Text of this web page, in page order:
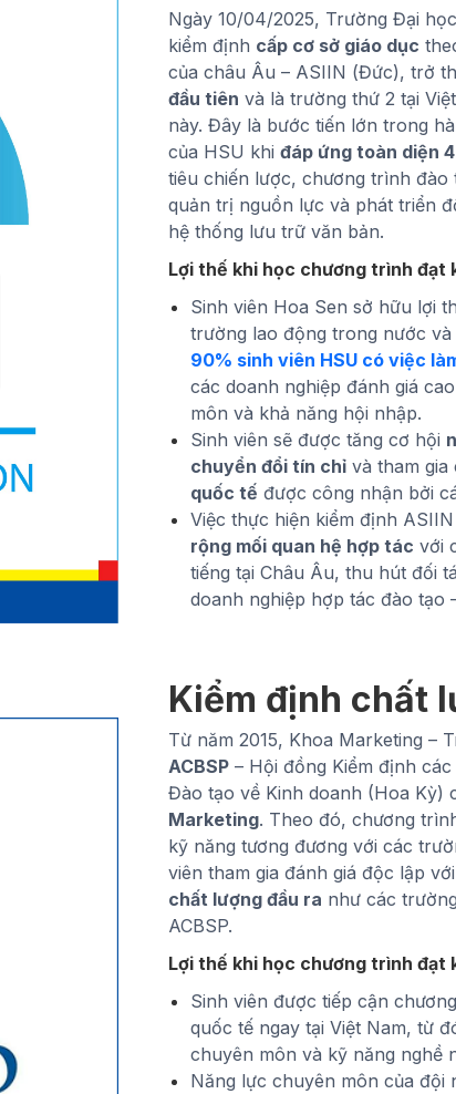
Ngày 10/04/2025, Trường Đại
kiểm định cấp cơ sở giáo dục
của châu Âu – ASIIN (Đức), trở
đầu tiên và là trường thứ 2 tại
này. Đây là bước tiến lớn trong
của HSU khi đáp ứng toàn diện
tiêu chiến lược, chương trình
quản trị nguồn lực và phát triển
hệ thống lưu trữ văn bản.
Lợi thế khi học chương trình đạt
Sinh viên Hoa Sen sở hữu lợi
trường lao động trong nước và
90% sinh viên HSU có việc
các doanh nghiệp đánh giá
môn và khả năng hội nhập.
Sinh viên sẽ được tăng cơ hội
chuyển đổi tín chỉ và tham gia
quốc tế được công nhận bởi
Việc thực hiện kiểm định
rộng mối quan hệ hợp tác với
tiếng tại Châu Âu, thu hút đối
doanh nghiệp hợp tác đào tạo
Kiểm định chất
Từ năm 2015, Khoa Marketing –
ACBSP – Hội đồng Kiểm định
Đào tạo về Kinh doanh (Hoa Kỳ)
Marketing. Theo đó, chương
kỹ năng tương đương với các
viên tham gia đánh giá độc lập
chất lượng đầu ra như các
ACBSP.
Lợi thế khi học chương trình đạt
Sinh viên được tiếp cận
quốc tế ngay tại Việt Nam, từ
chuyên môn và kỹ năng nghề
Năng lực chuyên môn của đội